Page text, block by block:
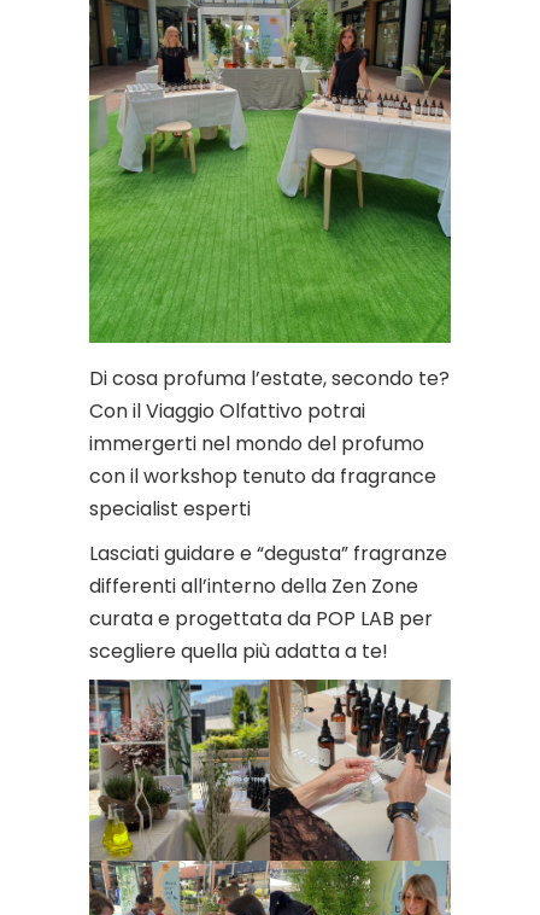
Di cosa profuma l’estate, secondo te?
Con il Viaggio Olfattivo potrai
immergerti nel mondo del profumo
con il workshop tenuto da fragrance
specialist esperti
Lasciati guidare e “degusta” fragranze
differenti all’interno della Zen Zone
curata e progettata da POP LAB per
scegliere quella più adatta a te!